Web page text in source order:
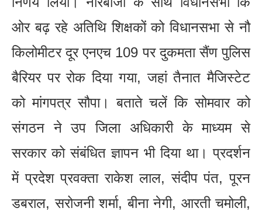
ओर बढ़ रहे अतिथि शिक्षकों को विधानसभा से नौ
किलोमीटर दूर एनएच 109 पर दुकमता सैंण पुलिस
बैरियर पर रोक दिया गया, जहां तैनात मैजिस्टेट
को मांगपत्र सौपा। बताते चलें कि सोमवार को
संगठन ने उप जिला अधिकारी के माध्यम से
सरकार को संबंधित ज्ञापन भी दिया था। प्रदर्शन
में प्रदेश प्रवक्ता राकेश लाल, संदीप पंत, पूरन
डबराल, सरोजनी शर्मा, बीना नेगी, आरती चमोली,